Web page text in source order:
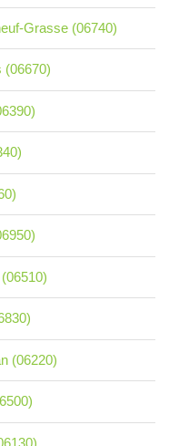
Grasse (06740)
(06670)
(06220)